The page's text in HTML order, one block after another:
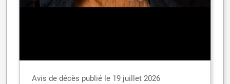
Avis de décès publié le 19 juillet 2026